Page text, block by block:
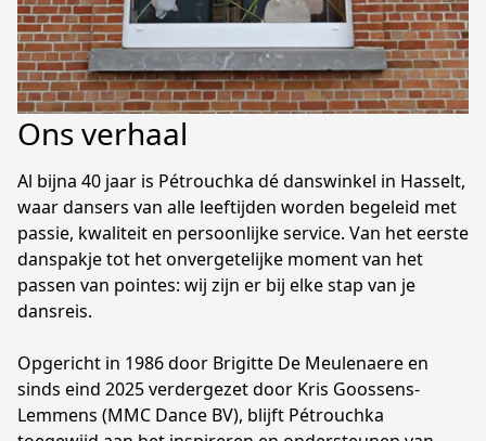
Ons verhaal
Al bijna 40 jaar is Pétrouchka dé danswinkel in Hasselt,
waar dansers van alle leeftijden worden begeleid met
passie, kwaliteit en persoonlijke service. Van het eerste
danspakje tot het onvergetelijke moment van het
passen van pointes: wij zijn er bij elke stap van je
dansreis.
Opgericht in 1986 door Brigitte De Meulenaere en
sinds eind 2025 verdergezet door Kris Goossens-
Lemmens (MMC Dance BV), blijft Pétrouchka